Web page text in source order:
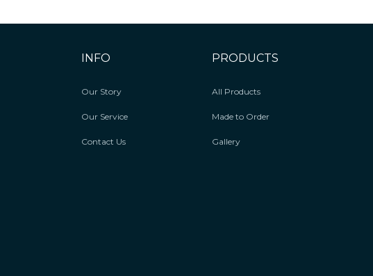
INFO
Our Story
Our Service
Contact Us
PRODUCTS
All Products
Made to Order
Gallery